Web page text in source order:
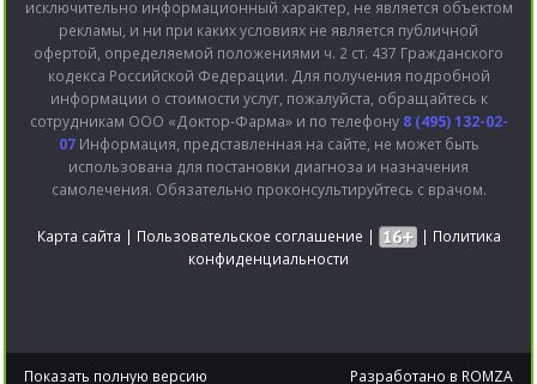
исключительно информационный характер, не является объектом
рекламы, и ни при каких условиях не является публичной
офертой, определяемой положениями ч. 2 ст. 437 Гражданского
кодекса Российской Федерации. Для получения подробной
информации о стоимости услуг, пожалуйста, обращайтесь к
сотрудникам ООО «Доктор-Фарма» и по телефону 8 (495) 132-02-
07Информация, представленная на сайте, не может быть
использована для постановки диагноза и назначения
самолечения. Обязательно проконсультируйтесь с врачом.
Карта сайта | Пользовательское соглашение | | Политика
конфиденциальности
Показать полную версию Разработано в ROMZA